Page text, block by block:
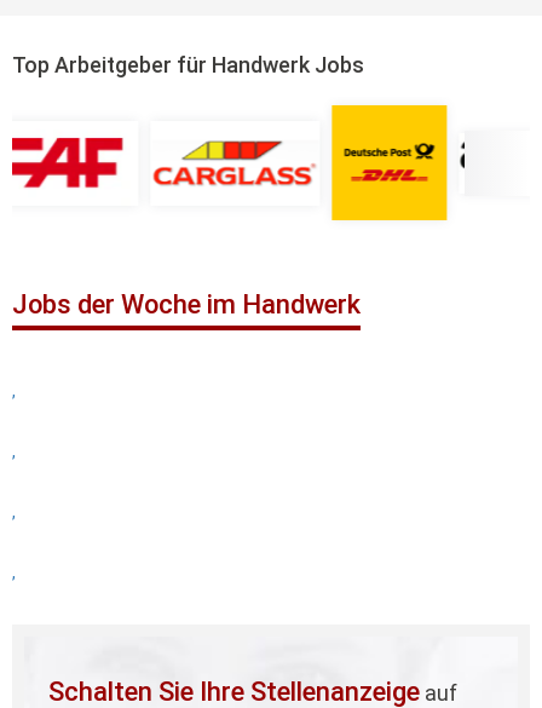
Top Arbeitgeber für Handwerk Jobs
Jobs der Woche im Handwerk
,
,
,
,
Schalten Sie Ihre Stellenanzeige auf